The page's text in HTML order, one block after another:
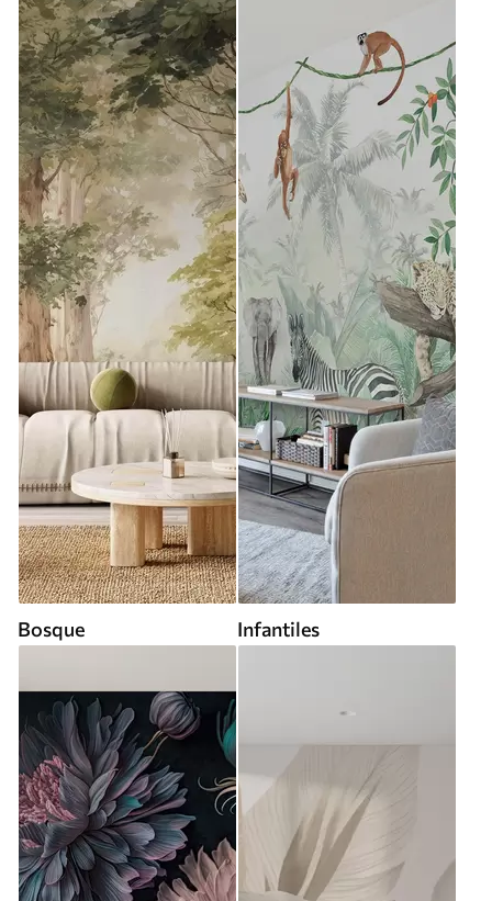
Bosque Infantiles